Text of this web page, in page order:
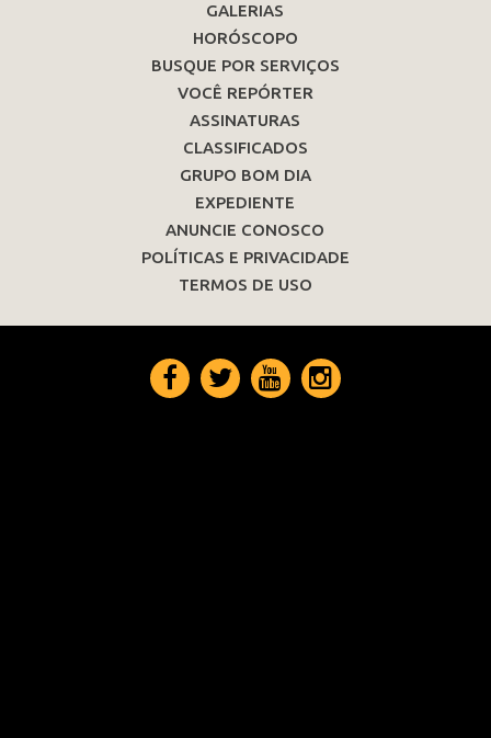
GALERIAS
HORÓSCOPO
BUSQUE POR SERVIÇOS
VOCÊ REPÓRTER
ASSINATURAS
CLASSIFICADOS
GRUPO BOM DIA
EXPEDIENTE
ANUNCIE CONOSCO
POLÍTICAS E PRIVACIDADE
TERMOS DE USO